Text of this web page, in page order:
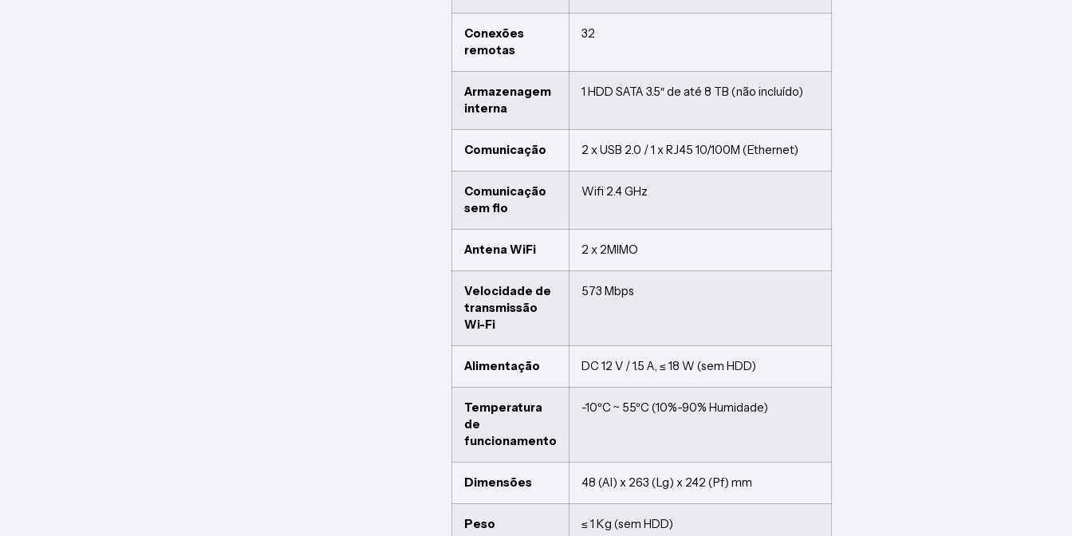
Conexões
remotas
32
Armazenagem
interna
1 HDD SATA 3.5″ de até 8 TB (não incluído)
Comunicação 2 x USB 2.0 / 1 x RJ45 10/100M (Ethernet)
Comunicação
sem fio
Wifi 2.4 GHz
Antena WiFi 2 x 2MIMO
Velocidade de
transmissão
Wi-Fi
573 Mbps
Alimentação DC 12 V / 1.5 A, ≤ 18 W (sem HDD)
Temperatura
de
funcionamento
-10ºC ~ 55ºC (10%-90% Humidade)
Dimensões 48 (Al) x 263 (Lg) x 242 (Pf) mm
Peso ≤ 1 Kg (sem HDD)